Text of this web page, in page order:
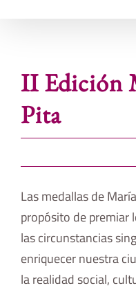
II Edición
Pita
Las medallas de
propósito de premiar
las circunstancias
enriquecer nuestra
la realidad social,